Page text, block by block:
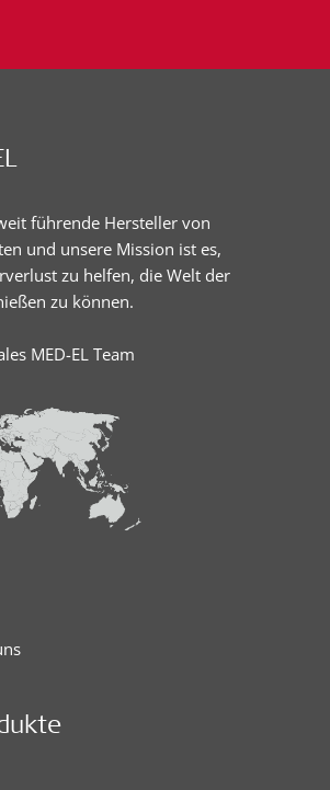
führende Hersteller von
und unsere Mission ist es,
zu helfen, die Welt der
zu können.
MED-EL Team